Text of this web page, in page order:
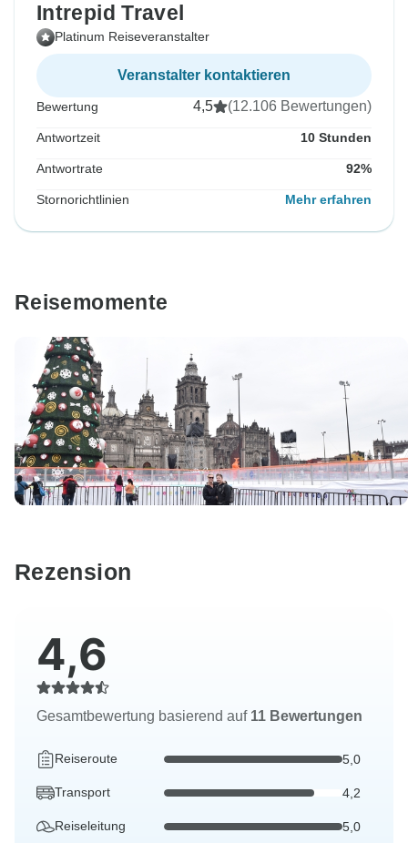
Intrepid Travel
Platinum Reiseveranstalter
Veranstalter kontaktieren
Bewertung 4,5 (12.106 Bewertungen)
Antwortzeit 10 Stunden
Antwortrate 92%
Stornorichtlinien Mehr erfahren
Reisemomente
Rezension
4,6
Gesamtbewertung basierend auf 11 Bewertungen
Reiseroute 5,0
Transport 4,2
Reiseleitung 5,0